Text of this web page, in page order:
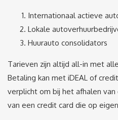
Internationaal actieve
Lokale
Huurauto consolidators
Tarieven zijn altijd all-in met
Betaling kan met iDEAL of
verplicht om bij het afhalen
van een credit card die op